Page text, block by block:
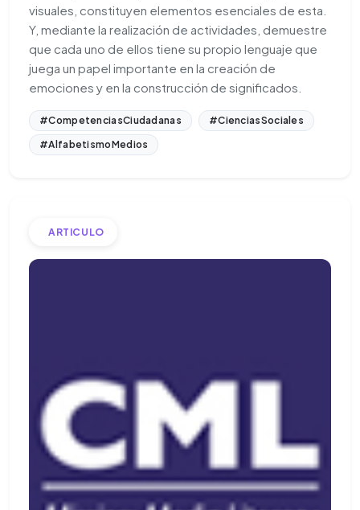
visuales, constituyen elementos esenciales de esta.
Y, mediante la realización de actividades, demuestre
que cada uno de ellos tiene su propio lenguaje que
juega un papel importante en la creación de
emociones y en la construcción de significados.
#CompetenciasCiudadanas
#CienciasSociales
#AlfabetismoMedios
ARTICULO